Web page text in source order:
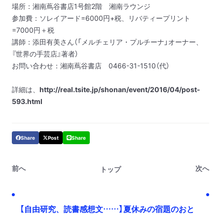
場所：湘南蔦谷書店1号館2階 湘南ラウンジ
参加費：ソレイアード=6000円+税、リバティープリント
=7000円＋税
講師：添田有美さん（「メルチェリア・プルチーナ」オーナー、
『世界の手芸店』著者）
お問い合わせ：湘南蔦谷書店 0466-31-1510（代）
詳細は、 http://real.tsite.jp/shonan/event/2016/04/post-
593.html
Share Post Share
前へ トップ 次へ
【自由研究、読書感想文……】夏休みの宿題のおと